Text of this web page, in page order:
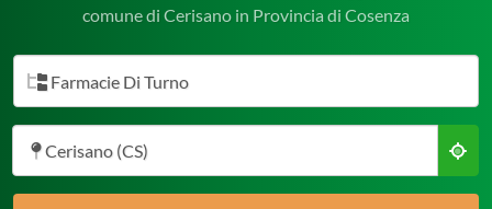
comune di Cerisano in Provincia di Cosenza
Farmacie Di Turno
Cerisano (CS)